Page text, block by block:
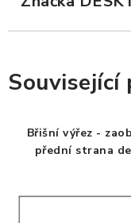
ZDRAVÁ KANCELÁŘ
VODNÍ FILTRY
O nákupu
Naše realizace,
Břišní výřez -
přední strana